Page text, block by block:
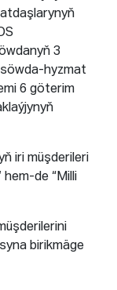
3
hyzmat
6 göterim
iri müşderileri
hem-de “Milli
birikmäge